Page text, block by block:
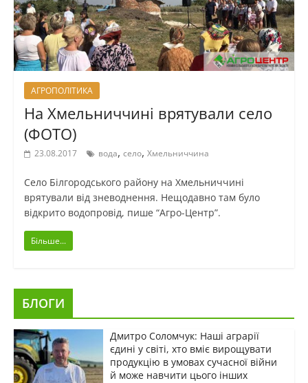
АГРОПОЛІТИКА
На Хмельниччині врятували село
(ФОТО)
23.08.2017 вода, село, Хмельниччина
Село Білгородського району на Хмельниччині
врятували від зневоднення. Нещодавно там було
відкрито водопровід, пише “Агро-Центр”.
Більше...
БЛОГИ
Дмитро Соломчук: Наші аграрії
єдині у світі, хто вміє вирощувати
продукцію в умовах сучасної війни
й може навчити цього інших